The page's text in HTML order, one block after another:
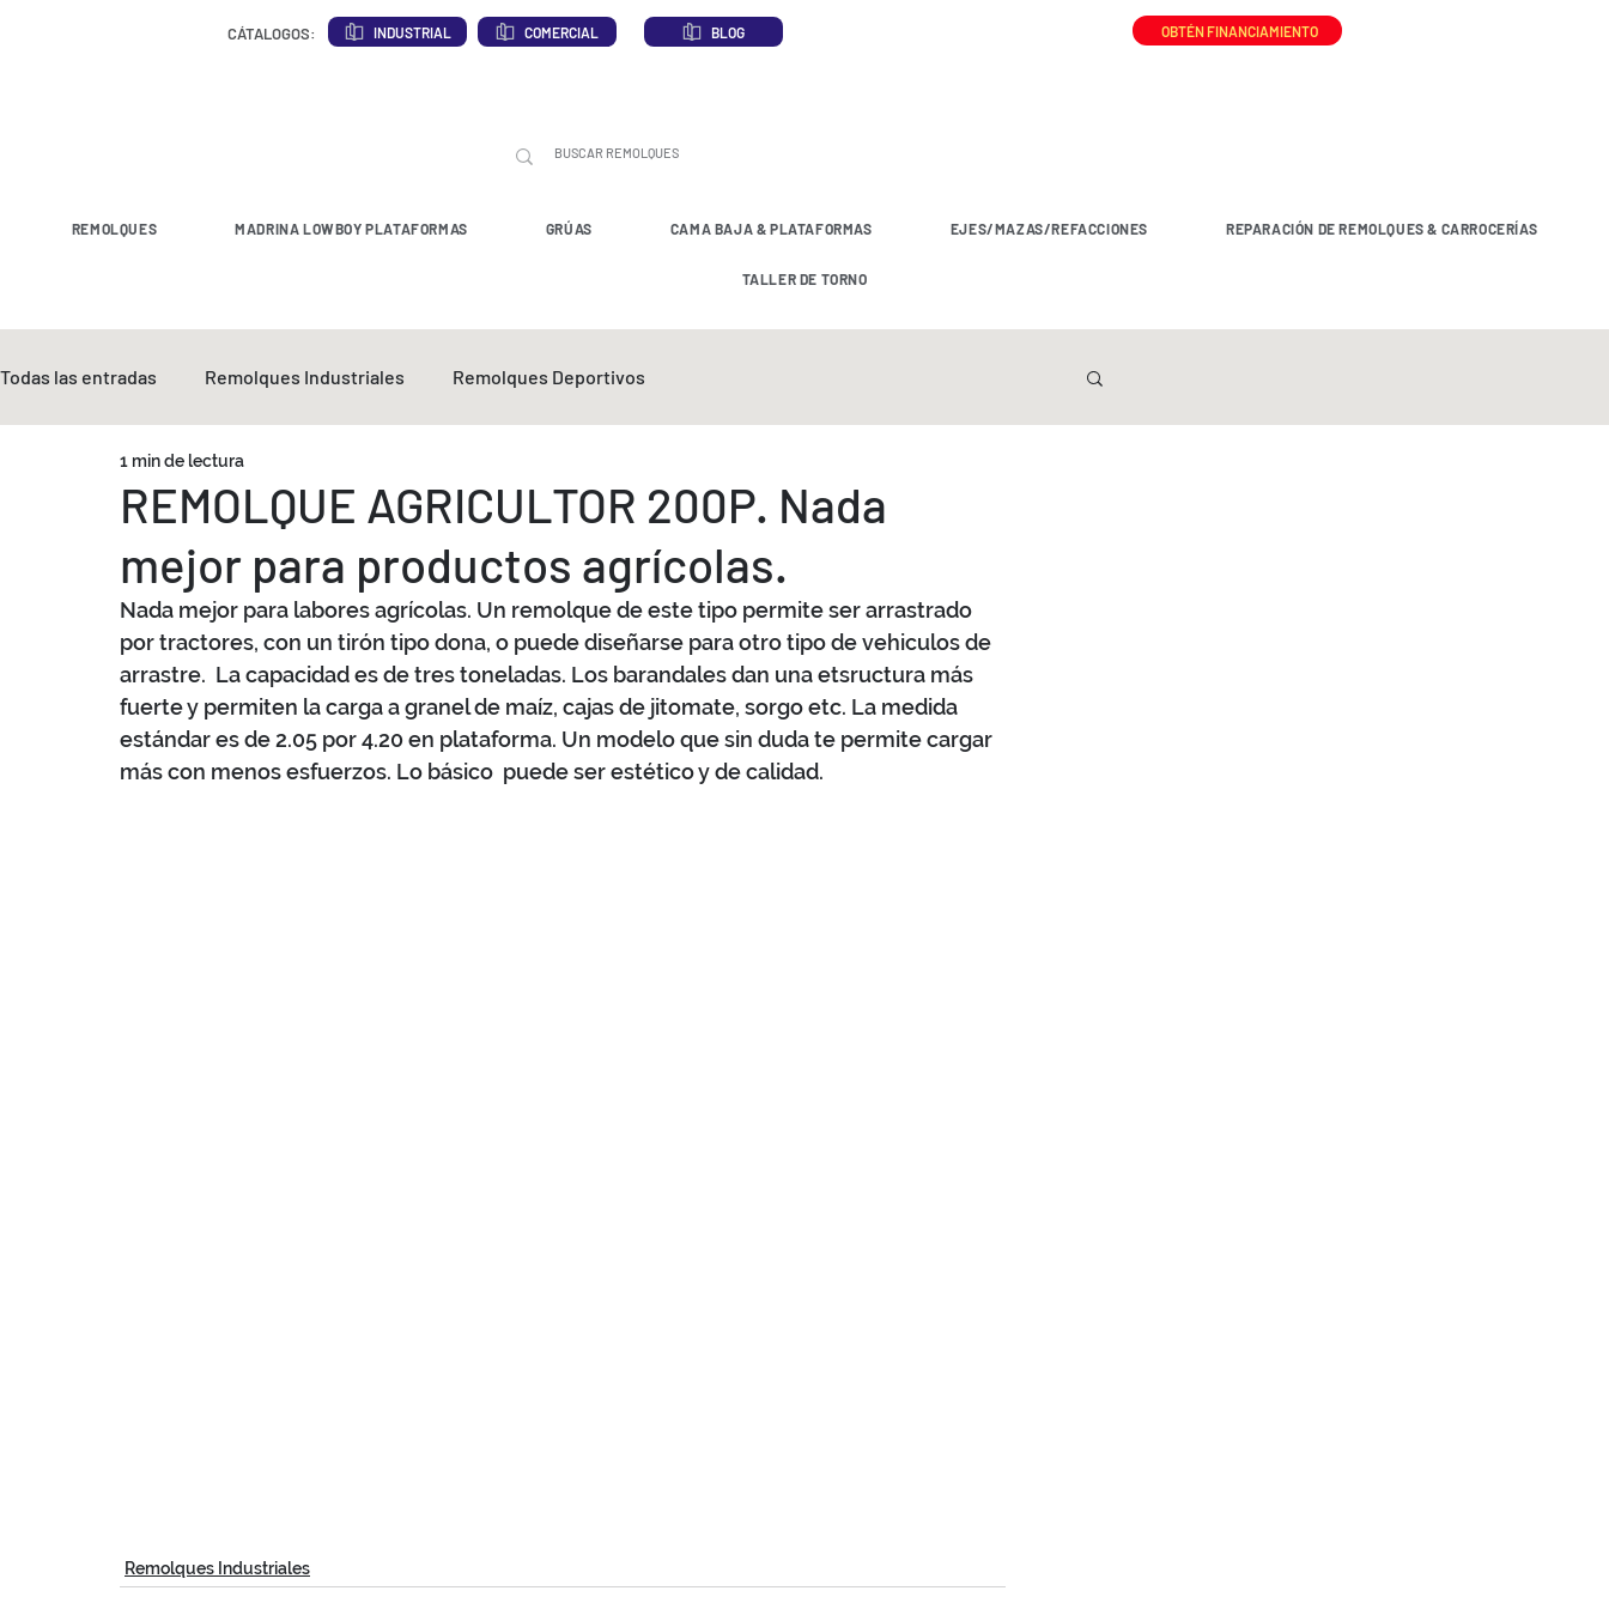
CÁTALOGOS: INDUSTRIAL COMERCIAL BLOG OBTÉN FINANCIAMIENTO
REMOLQUES MADRINA LOWBOY PLATAFORMAS GRÚAS CAMA BAJA & PLATAFORMAS EJES/MAZAS/REFACCIONES REPARACIÓN DE REMOLQUES & CARROCERÍAS
TALLER DE TORNO
Todas las entradas Remolques Industriales Remolques Deportivos
REMOLQUE AGRICULTOR 200P. Nada
mejor para productos agrícolas.
1 min de lectura
Nada mejor para labores agrícolas. Un remolque de este tipo permite ser arrastrado
por tractores, con un tirón tipo dona, o puede diseñarse para otro tipo de vehiculos de
arrastre.  La capacidad es de tres toneladas. Los barandales dan una etsructura más
fuerte y permiten la carga a granel de maíz, cajas de jitomate, sorgo etc. La medida
estándar es de 2.05 por 4.20 en plataforma. Un modelo que sin duda te permite cargar
más con menos esfuerzos. Lo básico  puede ser estético y de calidad.
Remolques Industriales